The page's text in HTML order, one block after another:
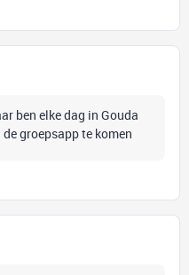
ben elke dag in Gouda
groepsapp te komen